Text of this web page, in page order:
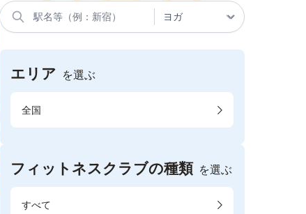
エリア を選ぶ
全国
フィットネスクラブの種類 を選ぶ
すべて